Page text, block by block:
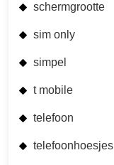
schermgrootte
sim only
simpel
t mobile
telefoon
telefoonhoesjes